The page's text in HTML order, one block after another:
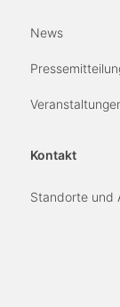
News
Kontakt
Standorte und